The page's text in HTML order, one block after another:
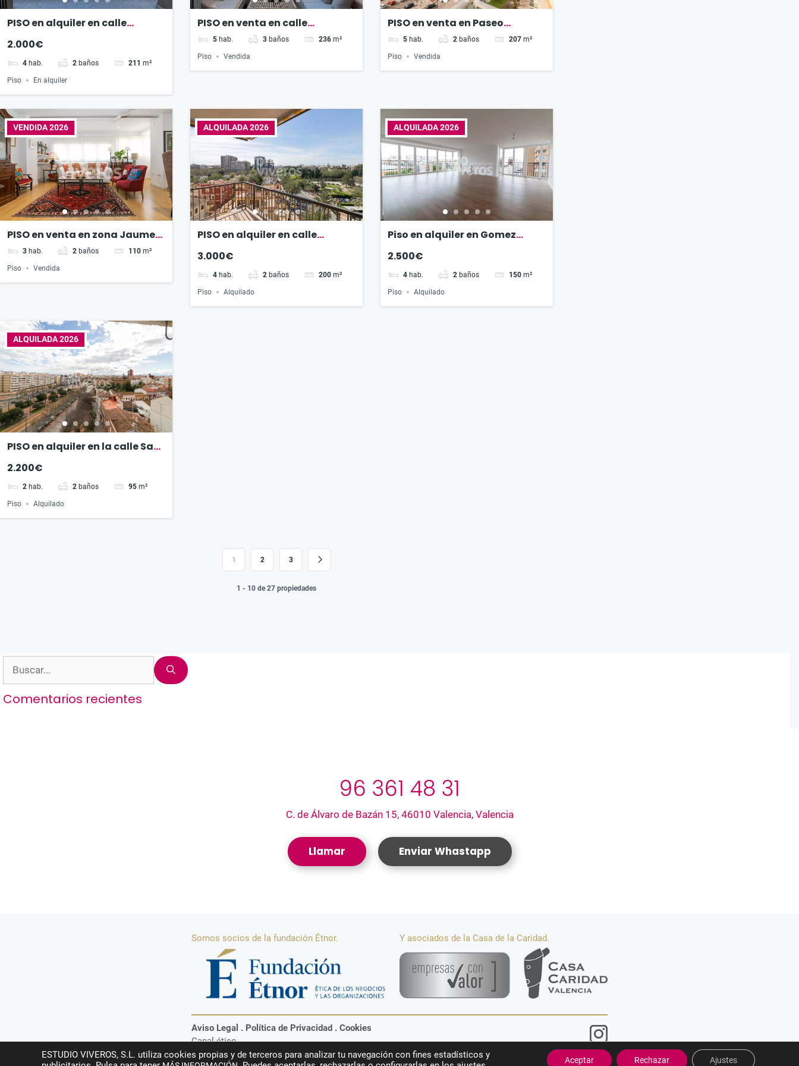
PISO en alquiler en calle
Naturalista Arevalo Baca
2.000€
4 hab. 2 baños 211 m²
Piso En alquiler
PISO en venta en calle
Naturalista Arevalo Baca
5 hab. 3 baños 236 m²
Piso Vendida
PISO en venta en Paseo
Alameda
5 hab. 2 baños 207 m²
Piso Vendida
VENDIDA 2026
PISO en venta en zona Jaume
Roig
3 hab. 2 baños 110 m²
Piso Vendida
ALQUILADA 2026
PISO en alquiler en calle
Botánico Cavanilles
3.000€
4 hab. 2 baños 200 m²
Piso Alquilado
ALQUILADA 2026
Piso en alquiler en Gomez
Ferrer
2.500€
4 hab. 2 baños 150 m²
Piso Alquilado
ALQUILADA 2026
PISO en alquiler en la calle San
Juan de la cruz
2.200€
2 hab. 2 baños 95 m²
Piso Alquilado
1 2 3
1 - 10 de 27 propiedades
Comentarios recientes
96 361 48 31
C. de Álvaro de Bazán 15, 46010 Valencia, Valencia
Llamar Enviar Whastapp
Somos socios de la fundación Étnor. Y asociados de la Casa de la Caridad.
Aviso Legal . Política de Privacidad . Cookies
Canal ético.
Foro Inmobiliario Viveros © 2026
ESTUDIO VIVEROS, S.L. utiliza cookies propias y de terceros para analizar tu navegación con fines estadísticos y
Aceptar Rechazar Ajustes